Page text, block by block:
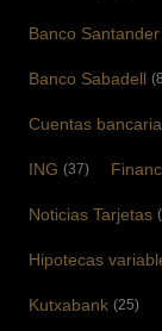
Banco Santander
Banco Sabadell
Cuentas
ING (37)
Noticias Tarjetas
Hipotecas
Kutxabank (25)